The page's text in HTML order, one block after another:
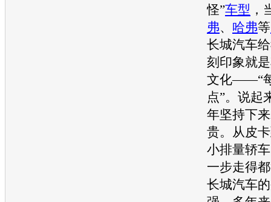
怪”车型 ，
弗、 哈弗等
长城汽车
刻印象就
文化——“
点”。说起
年坚持下
贵。从皮
小排量轿
一步走得
长城汽车